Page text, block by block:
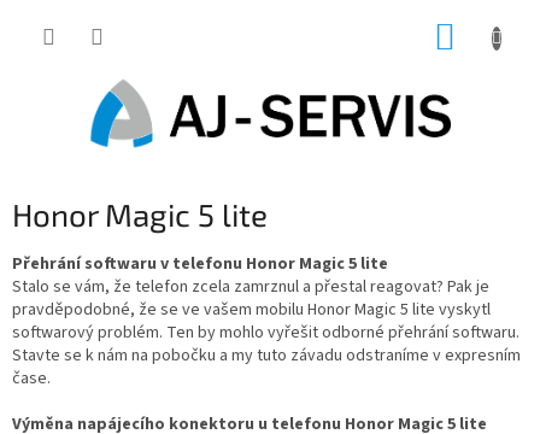
Honor Magic 5 lite
Přehrání softwaru v telefonu Honor Magic 5 lite
Stalo se vám, že telefon zcela zamrznul a přestal reagovat? Pak je
pravděpodobné, že se ve vašem mobilu Honor Magic 5 lite vyskytl
softwarový problém. Ten by mohlo vyřešit odborné přehrání softwaru.
Stavte se k nám na pobočku a my tuto závadu odstraníme v expresním
čase.
Výměna napájecího konektoru u telefonu Honor Magic 5 lite